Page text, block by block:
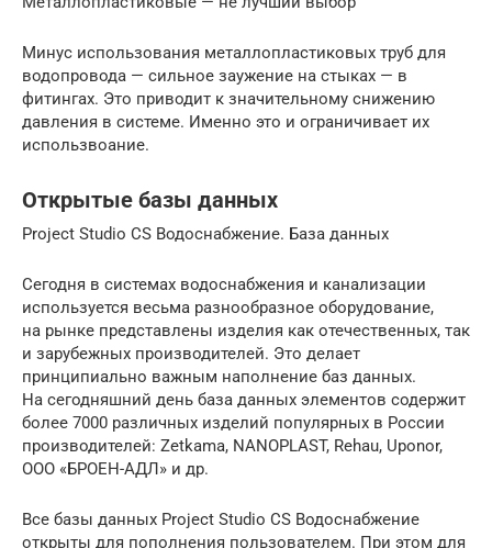
Минус использования металлопластиковых труб для
водопровода — сильное заужение на стыках — в
фитингах. Это приводит к значительному снижению
давления в системе. Именно это и ограничивает их
использвоание.
Открытые базы данных
Project Studio CS Водоснабжение. База данных
Сегодня в системах водоснабжения и канализации
используется весьма разнообразное оборудование,
на рынке представлены изделия как отечественных, так
и зарубежных производителей. Это делает
принципиально важным наполнение баз данных.
На сегодняшний день база данных элементов содержит
более 7000 различных изделий популярных в России
производителей: Zetkama, NANOPLAST, Rehau, Uponor,
ООО «БРОЕН-АДЛ» и др.
Все базы данных Project Studio CS Водоснабжение
открыты для пополнения пользователем. При этом для